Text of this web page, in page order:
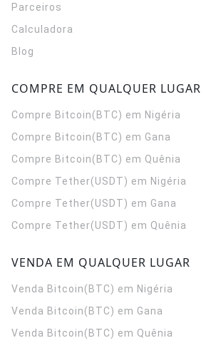
Parceiros
Calculadora
Blog
COMPRE EM QUALQUER LUGAR
Compre Bitcoin(BTC) em Nigéria
Compre Bitcoin(BTC) em Gana
Compre Bitcoin(BTC) em Quênia
Compre Tether(USDT) em Nigéria
Compre Tether(USDT) em Gana
Compre Tether(USDT) em Quênia
VENDA EM QUALQUER LUGAR
Venda Bitcoin(BTC) em Nigéria
Venda Bitcoin(BTC) em Gana
Venda Bitcoin(BTC) em Quênia